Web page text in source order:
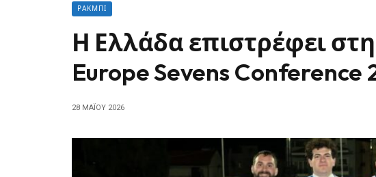
ΡΑΚΜΠΊ
Η Ελλάδα επιστρέφει
Europe Sevens Conference
28 ΜΑΪ́ΟΥ 2026